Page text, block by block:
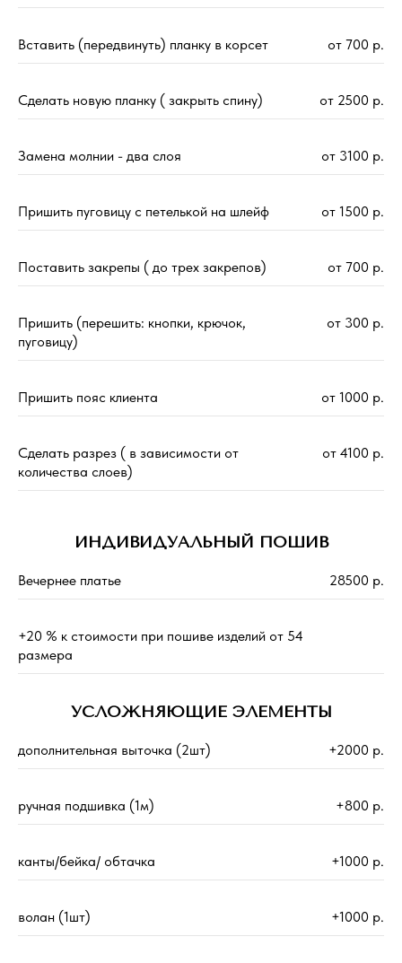
Вставить (передвинуть) планку в корсет от 700 р.
Сделать новую планку ( закрыть спину) от 2500 р.
Замена молнии - два слоя от 3100 р.
Пришить пуговицу с петелькой на шлейф от 1500 р.
Поставить закрепы ( до трех закрепов) от 700 р.
Пришить (перешить: кнопки, крючок,
пуговицу)
от 300 р.
Пришить пояс клиента от 1000 р.
Сделать разрез ( в зависимости от
количества слоев)
от 4100 р.
ИНДИВИДУАЛЬНЫЙ ПОШИВ
Вечернее платье 28500 р.
+20 % к стоимости при пошиве изделий от 54
размера
УСЛОЖНЯЮЩИЕ ЭЛЕМЕНТЫ
дополнительная выточка (2шт) +2000 р.
ручная подшивка (1м) +800 р.
канты/бейка/ обтачка +1000 р.
волан (1шт) +1000 р.